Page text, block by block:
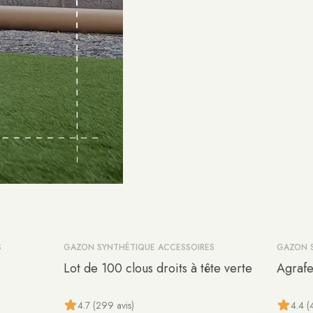
-10%
GAZON SYNTHÉTIQUE ACCESSOIRES
Lot de 100 clous droits à tête verte
4.7 (299 avis)
-10%
GAZON
4.4